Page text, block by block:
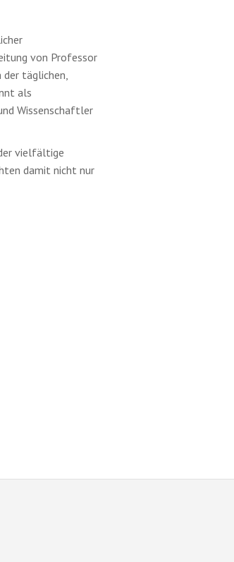
von Professor
der täglichen,
als
Wissenschaftler
vielfältige
damit nicht nur